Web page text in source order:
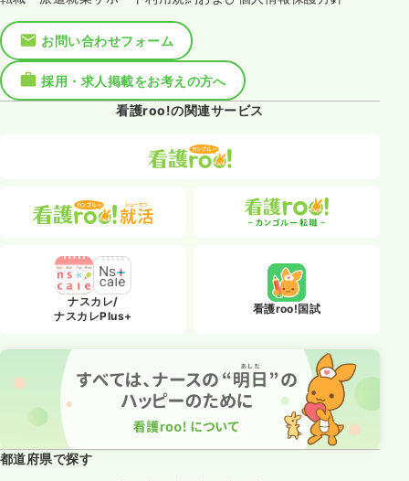
お問い合わせフォーム
採用・求人掲載をお考えの方へ
看護roo!の関連サービス
ナスカレ/
ナスカレPlus+
看護roo!国試
都道府県で探す